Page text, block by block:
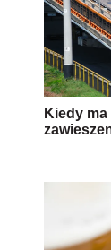
Kiedy